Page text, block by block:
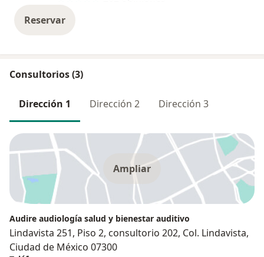
Reservar
Consultorios (3)
Dirección 1 Dirección 2 Dirección 3
Ampliar
Audire audiología salud y bienestar auditivo
Lindavista 251, Piso 2, consultorio 202, Col. Lindavista,
Ciudad de México 07300